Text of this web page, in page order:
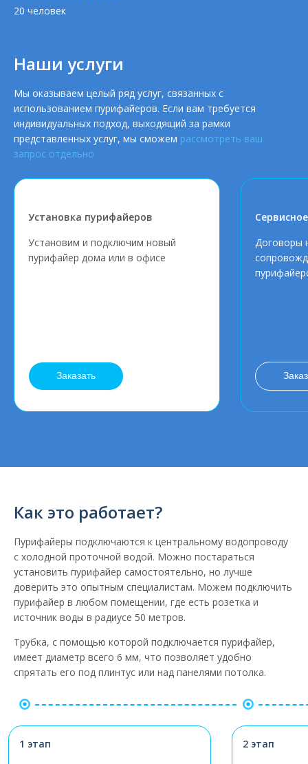
20 человек
Наши услуги
Мы оказываем целый ряд услуг, связанных с
использованием пурифайеров. Если вам требуется
индивидуальных подход, выходящий за рамки
представленных услуг, мы сможем рассмотреть ваш
запрос отдельно
Установка пурифайеров
Установим и подключим новый
пурифайер дома или в офисе
Заказать
Договоры
1 этап
2 этап
Как это работает?
Пурифайеры подключаются к центральному водопроводу
с холодной проточной водой. Можно постараться
установить пурифайер самостоятельно, но лучше
доверить это опытным специалистам. Можем подключить
пурифайер в любом помещении, где есть розетка и
источник воды в радиусе 50 метров.
Трубка, с помощью которой подключается пурифайер,
имеет диаметр всего 6 мм, что позволяет удобно
спрятать его под плинтус или над панелями потолка.